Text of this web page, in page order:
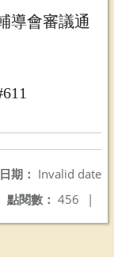
導會審議通
期： Invalid date
點閱數： 456 |